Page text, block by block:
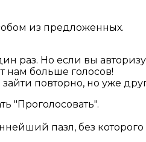
из предложенных.
раз. Но если вы
нам больше голосов!
повторно, но уже
"Проголосовать".
пазл, без которого